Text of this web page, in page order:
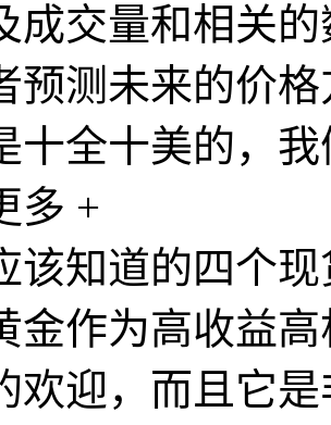
成交量和相关
预测未来的价
十全十美的，
多 +
该知道的四个
金作为高收益
欢迎，而且它